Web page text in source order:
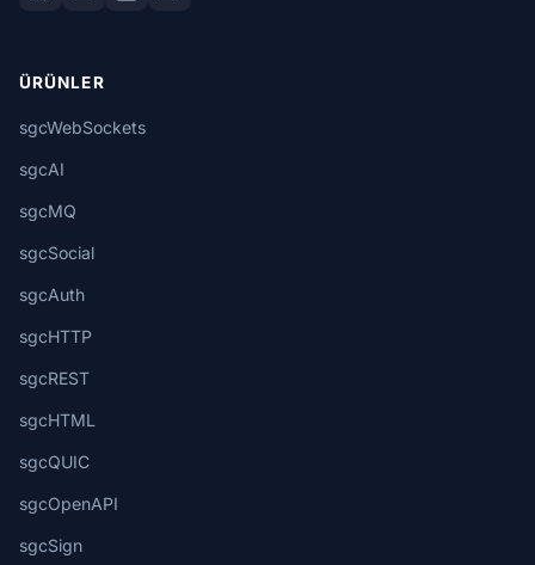
ÜRÜNLER
sgcWebSockets
sgcAI
sgcMQ
sgcSocial
sgcAuth
sgcHTTP
sgcREST
sgcHTML
sgcQUIC
sgcOpenAPI
sgcSign